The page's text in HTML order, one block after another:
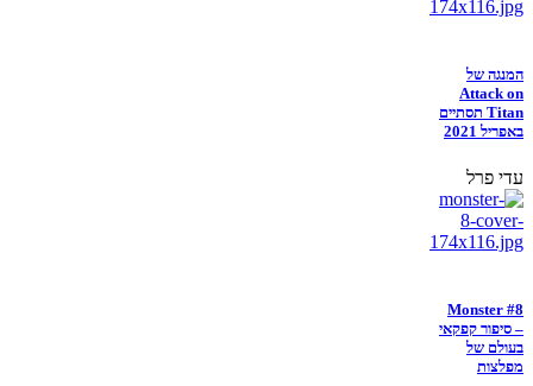
המנגה של
Attack on
Titan תסתיים
באפריל 2021
עדי פרל
Monster #8
– סיפור קפקאי
בעולם של
מפלצות